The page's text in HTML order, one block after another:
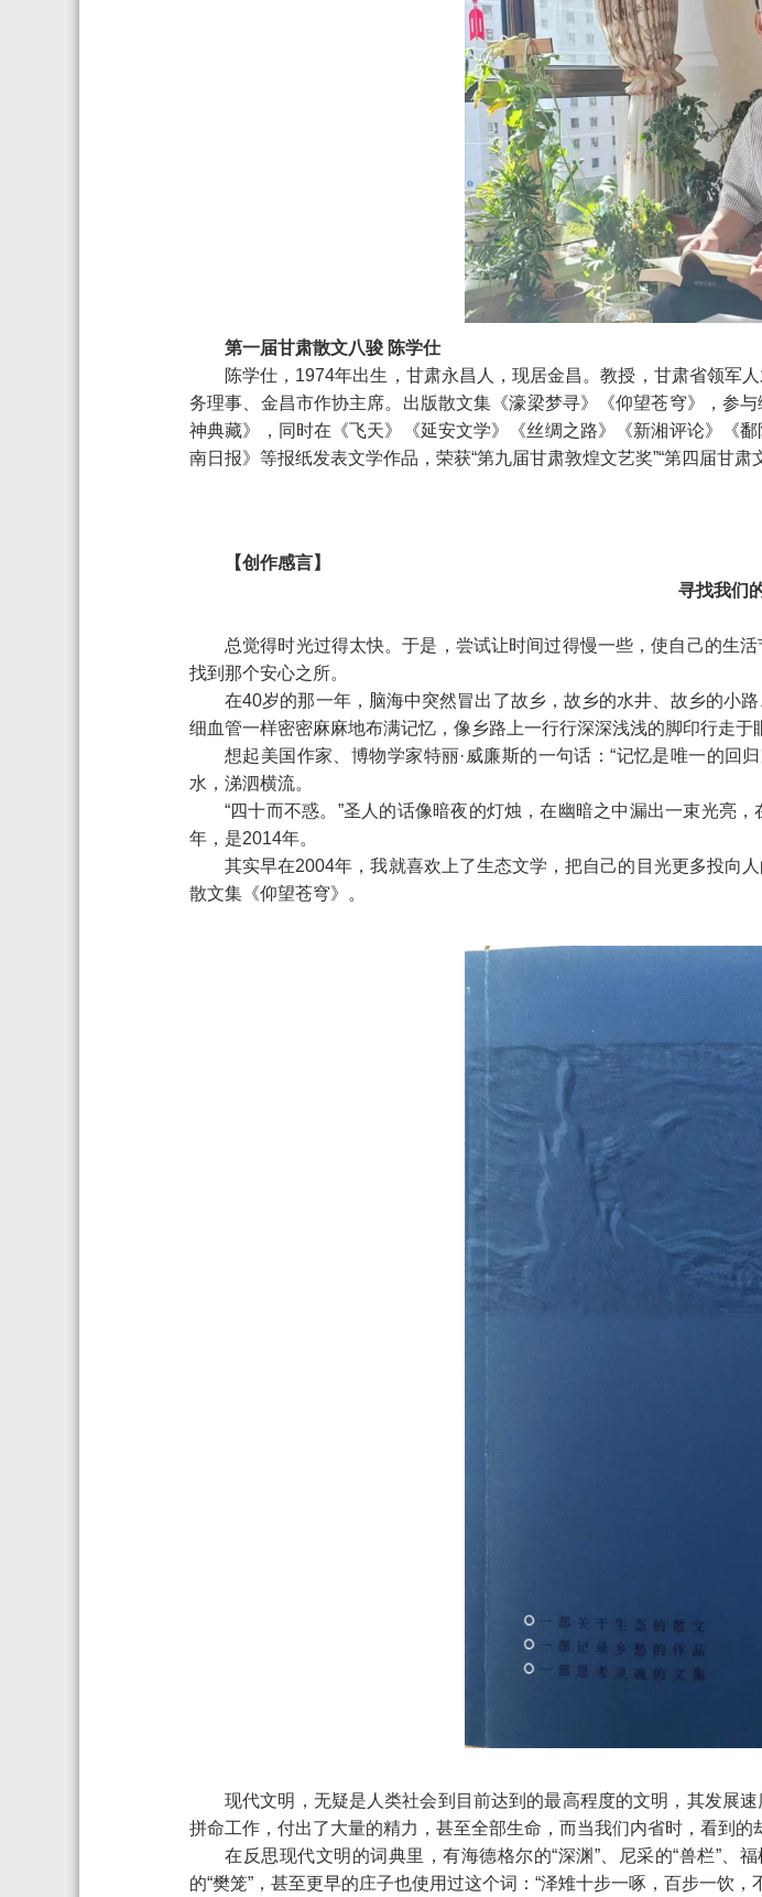
第一届甘肃散文八骏 陈学仕
陈学仕，1974年出生，甘肃永昌人，现居金昌。教授，甘肃省领军
务理事、金昌市作协主席。出版散文集《濠梁梦寻》《仰望苍穹》，
神典藏》，同时在《飞天》《延安文学》《丝绸之路》《新湘评论》《
南日报》等报纸发表文学作品，荣获“第九届甘肃敦煌文艺奖”“第四届甘肃
【创作感言】
寻找我们
总觉得时光过得太快。于是，尝试让时间过得慢一些，使自己的生
找到那个安心之所。
在40岁的那一年，脑海中突然冒出了故乡，故乡的水井、故乡的小
细血管一样密密麻麻地布满记忆，像乡路上一行行深深浅浅的脚印行走于
想起美国作家、博物学家特丽·威廉斯的一句话：“记忆是唯一的回
水，涕泗横流。
“四十而不惑。”圣人的话像暗夜的灯烛，在幽暗之中漏出一束光亮
年，是2014年。
其实早在2004年，我就喜欢上了生态文学，把自己的目光更多投向
散文集《仰望苍穹》。
现代文明，无疑是人类社会到目前达到的最高程度的文明，其发展
拼命工作，付出了大量的精力，甚至全部生命，而当我们内省时，看到的
在反思现代文明的词典里，有海德格尔的“深渊”、尼采的“兽栏”、
的“樊笼”，甚至更早的庄子也使用过这个词：“泽雉十步一啄，百步一饮，